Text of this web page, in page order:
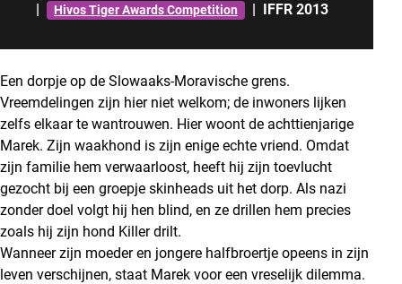
|
Hivos Tiger Awards Competition | IFFR 2013
Een dorpje op de Slowaaks-Moravische grens.
Vreemdelingen zijn hier niet welkom; de inwoners lijken
zelfs elkaar te wantrouwen. Hier woont de achttienjarige
Marek. Zijn waakhond is zijn enige echte vriend. Omdat
zijn familie hem verwaarloost, heeft hij zijn toevlucht
gezocht bij een groepje skinheads uit het dorp. Als nazi
zonder doel volgt hij hen blind, en ze drillen hem precies
zoals hij zijn hond Killer drilt.
Wanneer zijn moeder en jongere halfbroertje opeens in zijn
leven verschijnen, staat Marek voor een vreselijk dilemma.